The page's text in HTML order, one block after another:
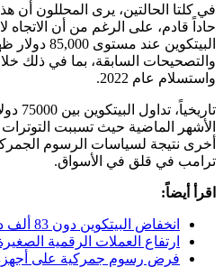
في كلتا الحالتين، يرى المحللون أن
حاداً قادم، على الرغم من أن
البيتكوين
واستسلام عام 2022.
الأشهر الماضية حيث تسببت التوترات
أخرى نتيجة لسياسات الرسوم
ترامب في قلق في الأسواق.
اقرأ أيضاً:
انخفاض البيتكوين دون 83 ألف دولار
ارتفاع العملات الرقمية
فرض رسوم جمركية على أجهزة